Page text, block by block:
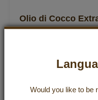
Olio di Cocco
per Animali 10 l
189,90 €
Would you like to be